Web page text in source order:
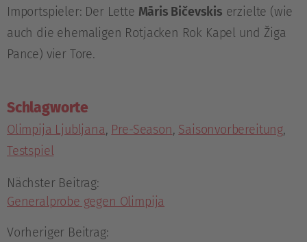
Importspieler: Der Lette Māris Bičevskis erzielte (wie
auch die ehemaligen Rotjacken Rok Kapel und Žiga
Pance) vier Tore.
Schlagworte
Olimpija Ljubljana, Pre-Season, Saisonvorbereitung,
Testspiel
Nächster Beitrag:
Generalprobe gegen Olimpija
Vorheriger Beitrag: